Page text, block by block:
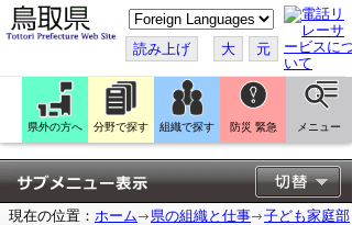
こ
の
ペ
ー
ジ
翻
訳
す
る
読み上げ 大 元
県外の方へ 分野で探す 組織で探す 防災 緊急 メニュー
現在の位置： ホーム 県の組織と仕事
子ども家庭部